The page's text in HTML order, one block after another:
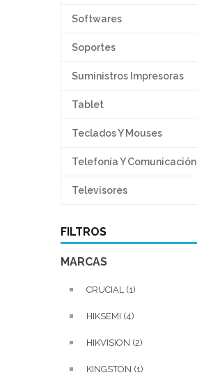
Softwares
Soportes
Suministros Impresoras
Tablet
Teclados Y Mouses
Telefonía Y Comunicación
Televisores
FILTROS
MARCAS
CRUCIAL (1)
HIKSEMI (4)
HIKVISION (2)
KINGSTON (1)